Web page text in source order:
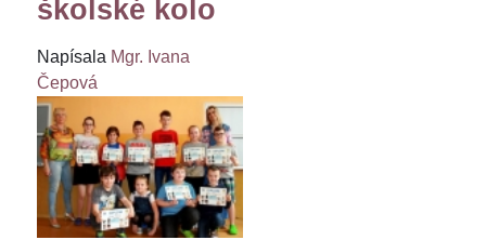
školské kolo
Napísala Mgr. Ivana
Čepová